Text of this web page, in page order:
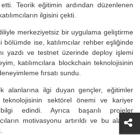
etti. Teorik eğitimin ardından düzenlenen
ilgisini çekti.
merkeziyetsiz bir uygulama geliştirme
ise, katılımcılar rehber eşliğinde
yazdı ve testnet üzerinde deploy işlemi
katılımcılara blockchain teknolojisinin
fırsatı sundu.
alanlarına ilgi duyan gençler, eğitimler
teknolojisinin sektörel önemi ve kariyer
bilgi edindi. Ayrıca başarılı projeler
motivasyonu artırıldı ve bu alanda